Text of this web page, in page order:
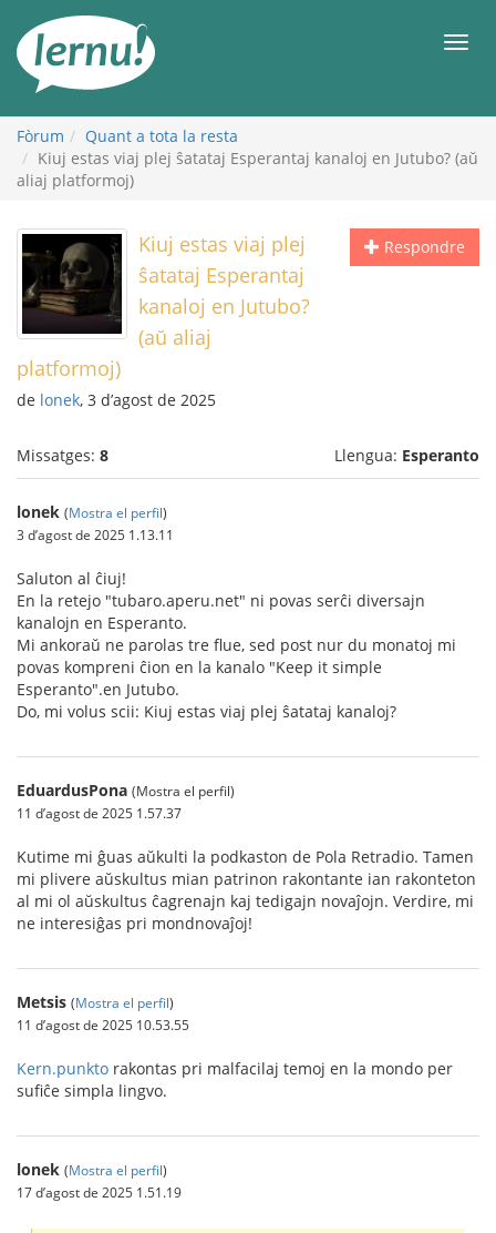
contingut
Fòrum
Quant a tota la resta
Kiuj estas viaj plej ŝatataj Esperantaj kanaloj en Jutubo? (aŭ
aliaj platformoj)
Respondre
Kiuj estas viaj plej
ŝatataj Esperantaj
kanaloj en Jutubo?
(aŭ aliaj
platformoj)
de lonek, 3 d’agost de 2025
Missatges: 8 Llengua: Esperanto
lonek (Mostra el perfil)
3 d’agost de 2025 1.13.11
Saluton al ĉiuj!
En la retejo "tubaro.aperu.net" ni povas serĉi diversajn
kanalojn en Esperanto.
Mi ankoraŭ ne parolas tre flue, sed post nur du monatoj mi
povas kompreni ĉion en la kanalo "Keep it simple
Esperanto".en Jutubo.
Do, mi volus scii: Kiuj estas viaj plej ŝatataj kanaloj?
EduardusPona (Mostra el perfil)
11 d’agost de 2025 1.57.37
Kutime mi ĝuas aŭkulti la podkaston de Pola Retradio. Tamen
mi plivere aŭskultus mian patrinon rakontante ian rakonteton
al mi ol aŭskultus ĉagrenajn kaj tedigajn novaĵojn. Verdire, mi
ne interesiĝas pri mondnovaĵoj!
Metsis (Mostra el perfil)
11 d’agost de 2025 10.53.55
Kern.punkto rakontas pri malfacilaj temoj en la mondo per
sufiĉe simpla lingvo.
lonek (Mostra el perfil)
17 d’agost de 2025 1.51.19